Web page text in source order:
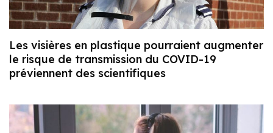
Les visières en plastique pourraient augmenter
le risque de transmission du COVID-19
préviennent des scientifiques